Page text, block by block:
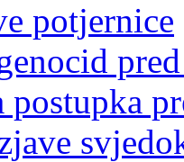
potjernice
postupka